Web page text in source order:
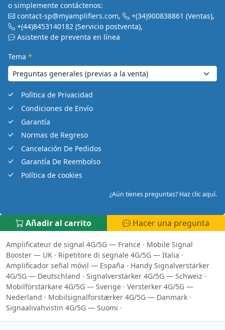
o simplemente contáctenos:
contact-sp@myamplifiers.com, +(34)900838861 (Ventas),
+(44)8453140182 (Servicio postventa),
Asistente de preventa en línea
Tema *
Polìtica de Privacidad
Condiciones de Envío
Garantía
Normas de Regreso
Cancelación De Pedidos
Garantía De Reembolso
Política de cookies
¿Aún tienes preguntas? Haz clic aquí.
Añadir al carrito Hacer una pregunta
Amplificateur de signal 4G/5G — France · Mobile Signal
Booster — UK · Ripetitore di segnale 4G/5G — Italia ·
Amplificador señal móvil — España · Handy Signalverstärker
4G/5G — Deutschland · Signalverstärker 4G/5G — Schweiz ·
Mobilförstärkare 4G/5G — Sverige · Versterker 4G/5G —
Nederland · Mobilsignalforstærker 4G/5G — Danmark ·
Signaalivahvistin 4G/5G — Suomi ·